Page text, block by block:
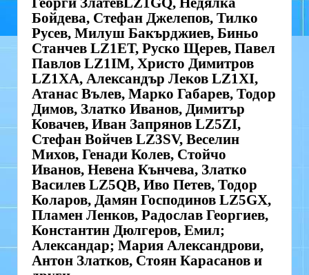
Бойдева, Стефан Джелепов, Тилко
Русев, Милуш Бакърджиев, Биньо
Станчев LZ1ET, Руско Щерев, Павел
Павлов LZ1IM, Христо Димитров
LZ1XA, Александър Леков LZ1XI,
Атанас Вълев, Марко Габарев, Тодор
Димов, Златко Иванов, Димитър
Ковачев, Иван Запрянов LZ5ZI,
Стефан Войчев LZ3SV, Веселин
Михов, Генади Колев, Стойчо
Иванов, Невена Кънчева, Златко
Василев LZ5QB, Иво Петев, Тодор
Коларов, Дамян Господинов LZ5GX,
Пламен Ленков, Радослав Георгиев,
Константин Дюлгеров, Емил;
Александар; Мария Александрови,
Антон Златков, Стоян Карасанов и